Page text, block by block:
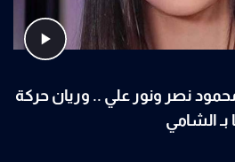
نصر ونور علي .. وريان حركة
الشامي